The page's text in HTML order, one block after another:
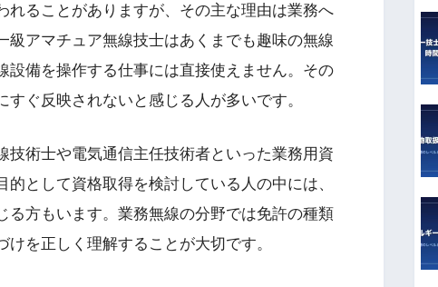
ることがありますが、その主な理由は業務へ
アマチュア無線技士はあくまでも趣味の無線
備を操作する仕事には直接使えません。その
ぐ反映されないと感じる人が多いです。
術士や電気通信主任技術者といった業務用資
として資格取得を検討している人の中には、
方もいます。業務無線の分野では免許の種類
を正しく理解することが大切です。